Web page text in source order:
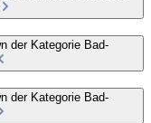
der Kategorie Bad-
der Kategorie Bad-